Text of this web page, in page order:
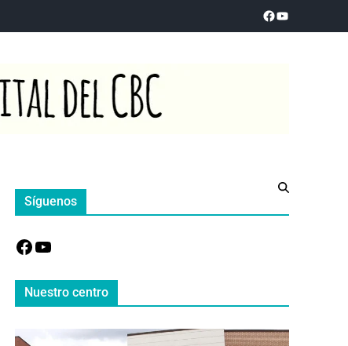
Síguenos
Nuestro centro